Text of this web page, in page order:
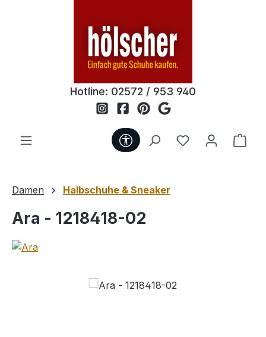
Hotline: 02572 / 953 940
Werkzeugleiste anzeigen
Du hast 0
Damen Halbschuhe & Sneaker
Ara - 1218418-02
Bildergalerie überspringen